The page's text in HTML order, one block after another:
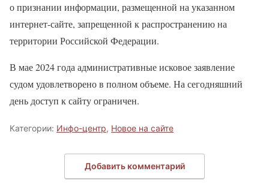
о признании информации, размещенной на указанном
интернет-сайте, запрещенной к распространению на
территории Российской Федерации.
В мае 2024 года административные исковое заявление
судом удовлетворено в полном объеме. На сегодняшний
день доступ к сайту ограничен.
Категории: Инфо-центр, Новое на сайте
Добавить комментарий